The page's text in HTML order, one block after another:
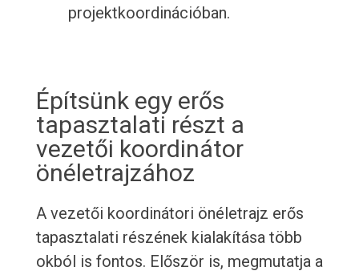
projektkoordinációban.
Építsünk egy erős
tapasztalati részt a
vezetői koordinátor
önéletrajzához
A vezetői koordinátori önéletrajz erős
tapasztalati részének kialakítása több
okból is fontos. Először is, megmutatja a